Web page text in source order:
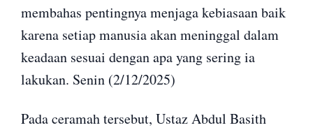
membahas pentingnya menjaga kebiasaan baik
karena setiap manusia akan meninggal dalam
keadaan sesuai dengan apa yang sering ia
lakukan. Senin (2/12/2025)
Pada ceramah tersebut, Ustaz Abdul Basith